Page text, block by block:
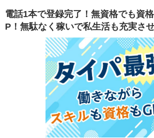
電話1本で登録完了！無資格でも資
P！無駄なく稼いで私生活も充実さ